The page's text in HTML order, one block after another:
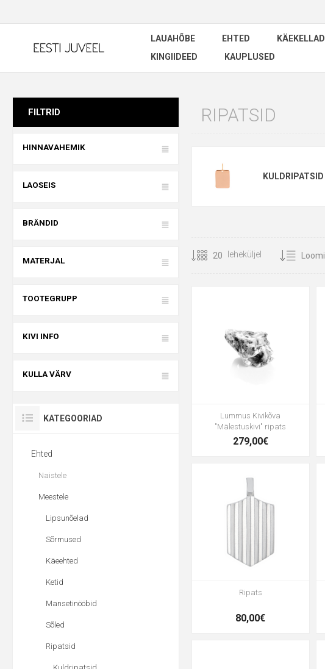
LAUAHÕBE EHTED KÄEKELLAD
KINGIIDEED
KAUPLUSED
RIPATSID
KULDRIPATSID
leheküljel
Lummus Kivikõva
"Mälestuskivi" ripats
279,00€
Ripats
80,00€
FILTRID
HINNAVAHEMIK
LAOSEIS
BRÄNDID
MATERJAL
TOOTEGRUPP
KIVI INFO
KULLA VÄRV
KATEGOORIAD
Ehted
Naistele
Meestele
Lipsunõelad
Sõrmused
Käeehted
Ketid
Mansetinööbid
Sõled
Ripatsid